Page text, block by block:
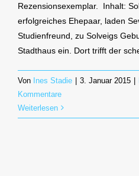
Rezensionsexemplar. Inhalt:
erfolgreiches Ehepaar, laden
Studienfreund, zu Solveigs
Stadthaus ein. Dort trifft der
Von Ines Stadie | 3. Januar 2015 |
Kommentare
Weiterlesen